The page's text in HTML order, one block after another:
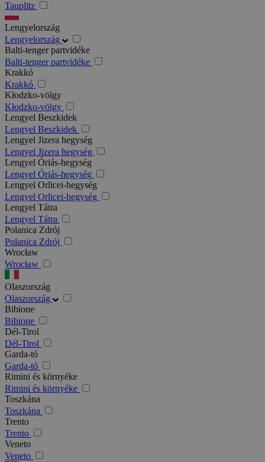
Tauplitz
Lengyelország
Lengyelország
Balti-tenger partvidéke
Balti-tenger partvidéke
Krakkó
Krakkó
Kłodzko-völgy
Kłodzko-völgy
Lengyel Beszkidek
Lengyel Beszkidek
Lengyel Jizera hegység
Lengyel Jizera hegység
Lengyel Óriás-hegység
Lengyel Óriás-hegység
Lengyel Orlicei-hegység
Lengyel Orlicei-hegység
Lengyel Tátra
Lengyel Tátra
Polanica Zdrój
Polanica Zdrój
Wrocław
Wrocław
Olaszország
Olaszország
Bibione
Bibione
Dél-Tirol
Dél-Tirol
Garda-tó
Garda-tó
Rimini és környéke
Rimini és környéke
Toszkána
Toszkána
Trento
Trento
Veneto
Veneto